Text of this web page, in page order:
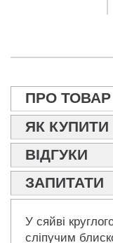
ПРО ТОВАР
ЯК КУПИТИ
ВІДГУКИ
ЗАПИТАТИ
У сяйві
сліпучим